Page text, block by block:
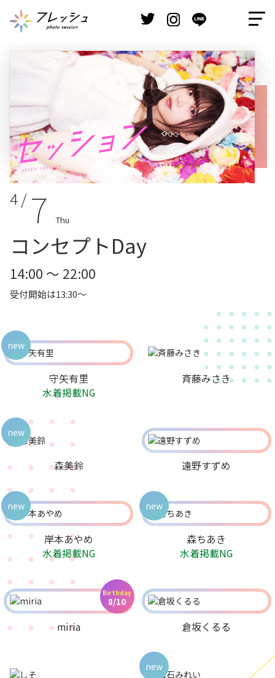
4 / 7 Thu
コンセプトDay
14:00 ～ 22:00
受付開始は13:30～
守矢有里
水着掲載NG
new
斉藤みさき
森美鈴
new
Birthday
8/10
遠野すずめ
岸本あやめ
水着掲載NG
new
森ちあき
水着掲載NG
new
miria 倉坂くるる
new